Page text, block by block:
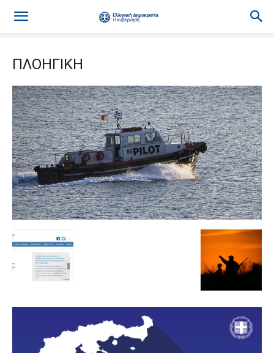
ΠΛΟΗΓΙΚΗ